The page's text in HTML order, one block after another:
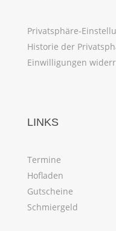
Privatsphäre-
Historie der
Einwilligungen
LINKS
Termine
Hofladen
Gutscheine
Schmiergeld